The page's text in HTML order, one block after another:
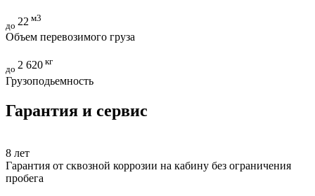
до 22 м3
Объем перевозимого груза
до 2 620 кг
Грузоподьемность
Гарантия и сервис
8 лет
Гарантия от сквозной коррозии на кабину без ограничения
пробега